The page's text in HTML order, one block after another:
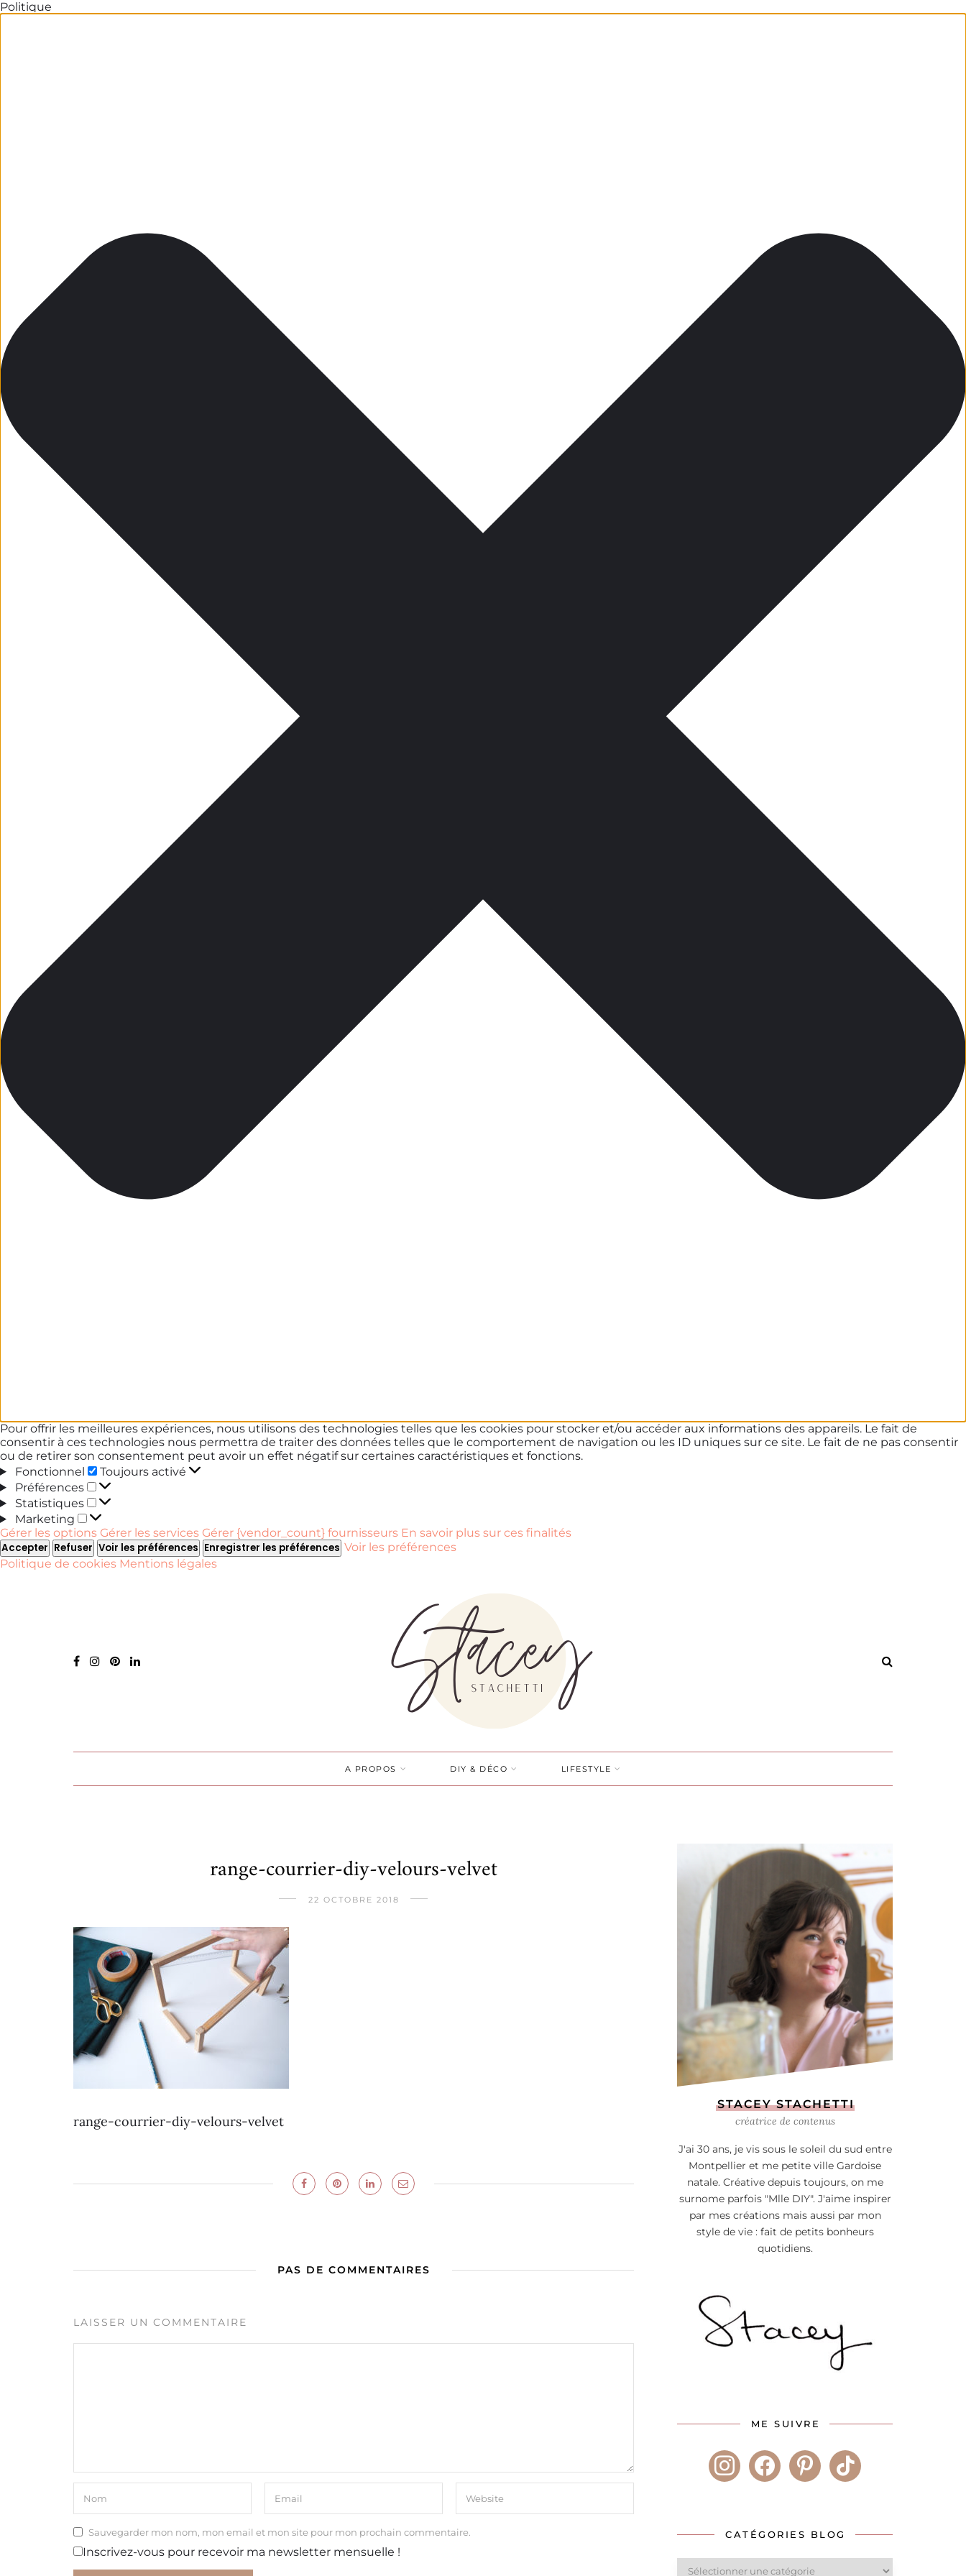
Politique
Pour offrir les meilleures expériences, nous utilisons des technologies telles que les cookies pour stocker et/ou accéder aux informations des appareils. Le fait de
consentir à ces technologies nous permettra de traiter des données telles que le comportement de navigation ou les ID uniques sur ce site. Le fait de ne pas consentir
ou de retirer son consentement peut avoir un effet négatif sur certaines caractéristiques et fonctions.
Fonctionnel
Fonctionnel
Toujours activé
Préférences
Préférences
Statistiques
Statistiques
Marketing
Marketing
Gérer les options Gérer les services Gérer {vendor_count} fournisseurs En savoir plus sur ces finalités
Accepter Refuser Voir les préférences Enregistrer les préférences Voir les préférences
Politique de cookies Mentions légales
A PROPOS DIY & DÉCO LIFESTYLE
range-courrier-diy-velours-velvet
22 OCTOBRE 2018
range-courrier-diy-velours-velvet
PAS DE COMMENTAIRES
LAISSER UN COMMENTAIRE
Sauvegarder mon nom, mon email et mon site pour mon prochain commentaire.
Inscrivez-vous pour recevoir ma newsletter mensuelle !
STACEY STACHETTI
créatrice de contenus
J'ai 30 ans, je vis sous le soleil du sud entre
Montpellier et me petite ville Gardoise
natale. Créative depuis toujours, on me
surnome parfois "Mlle DIY". J'aime inspirer
par mes créations mais aussi par mon
style de vie : fait de petits bonheurs
quotidiens.
ME SUIVRE
instagramfacebookpinteresttiktok
CATÉGORIES BLOG
Catégories